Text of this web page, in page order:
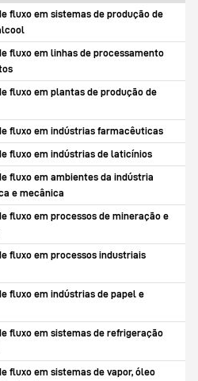
fluxo em sistemas de produção de
fluxo em linhas de processamento
fluxo em plantas de produção de
fluxo em indústrias farmacêuticas
fluxo em indústrias de laticínios
fluxo em ambientes da indústria
e mecânica
fluxo em processos de mineração e
fluxo em processos industriais
fluxo em indústrias de papel e
fluxo em sistemas de refrigeração
fluxo em sistemas de vapor, óleo